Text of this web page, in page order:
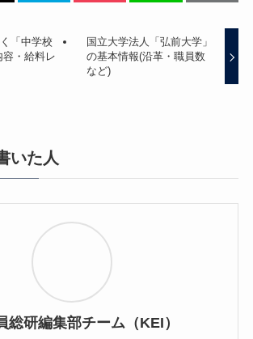
「中学校
・給料レ
国立大学法人「弘前大学」
の基本情報(沿革・職員数
など)
いた人
総研編集部チーム（KEI）